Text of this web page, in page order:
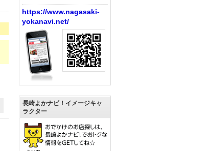
https://www.nagasaki-
yokanavi.net/
長崎よかナビ！イメージキャ
ラクター